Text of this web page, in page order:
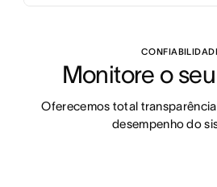
Monitore o
Oferecemos total
desempenho do